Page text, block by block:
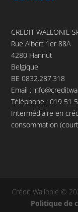
CREDIT WALLONIE
Rue Albert 1er 88A
4280 Hannut
Belgique
BE 0832.287.318
Email :
Téléphone :019 51
Intermédiaire en
consommation
Crédit Wallonie ©
Politique de